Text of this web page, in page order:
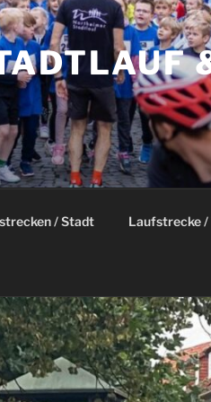
/ Stadt Laufstrecke /